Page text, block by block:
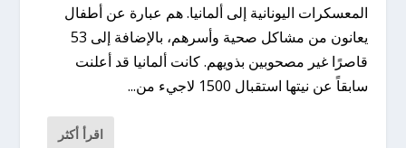
المعسكرات اليونانية إلى ألمانيا. هم عبارة عن أطفال
يعانون من مشاكل صحية وأسرهم، بالإضافة إلى 53
قاصرًا غير مصحوبين بذويهم. كانت ألمانيا قد أعلنت
سابقاً عن نيتها استقبال 1500 لاجيء من...
اقرأ أكثر